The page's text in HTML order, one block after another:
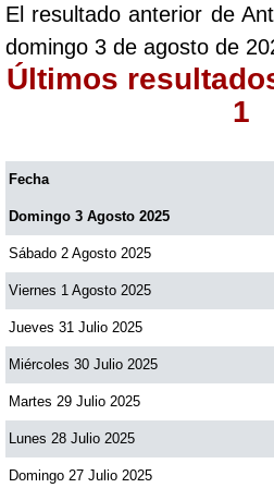
Paisita Día
Paisita Noche
Paisita 3
Pick 3 Día
Pick 3 Noche
Pick 4 Día
Pick 4 Noche
El resultado anterior de
domingo 3 de agosto de
Últimos
1
Fecha
Domingo 3 Agosto 2025
Sábado 2 Agosto 2025
Viernes 1 Agosto 2025
Jueves 31 Julio 2025
Miércoles 30 Julio 2025
Martes 29 Julio 2025
Lunes 28 Julio 2025
Domingo 27 Julio 2025